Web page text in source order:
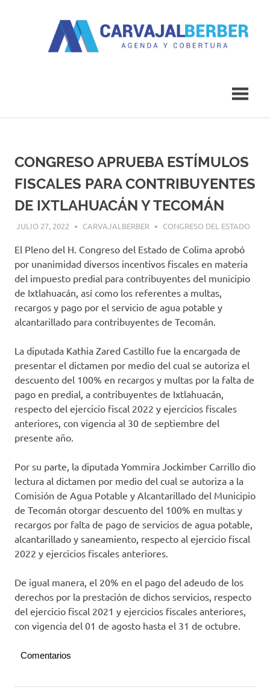
CONGRESO APRUEBA ESTÍMULOS
FISCALES PARA CONTRIBUYENTES
DE IXTLAHUACÁN Y TECOMÁN
JULIO 27, 2022 CARVAJALBERBER CONGRESO DEL ESTADO
El Pleno del H. Congreso del Estado de Colima aprobó
por unanimidad diversos incentivos fiscales en materia
del impuesto predial para contribuyentes del municipio
de Ixtlahuacán, así como los referentes a multas,
recargos y pago por el servicio de agua potable y
alcantarillado para contribuyentes de Tecomán.
La diputada Kathia Zared Castillo fue la encargada de
presentar el dictamen por medio del cual se autoriza el
descuento del 100% en recargos y multas por la falta de
pago en predial, a contribuyentes de Ixtlahuacán,
respecto del ejercicio fiscal 2022 y ejercicios fiscales
anteriores, con vigencia al 30 de septiembre del
presente año.
Por su parte, la diputada Yommira Jockimber Carrillo dio
lectura al dictamen por medio del cual se autoriza a la
Comisión de Agua Potable y Alcantarillado del Municipio
de Tecomán otorgar descuento del 100% en multas y
recargos por falta de pago de servicios de agua potable,
alcantarillado y saneamiento, respecto al ejercicio fiscal
2022 y ejercicios fiscales anteriores.
De igual manera, el 20% en el pago del adeudo de los
derechos por la prestación de dichos servicios, respecto
del ejercicio fiscal 2021 y ejercicios fiscales anteriores,
con vigencia del 01 de agosto hasta el 31 de octubre.
Comentarios